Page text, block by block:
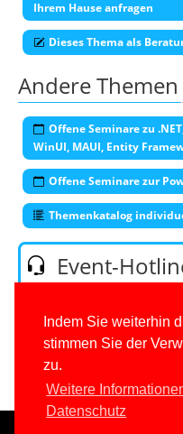
Indem Sie weiterhin
stimmen Sie der
zu.
Weitere
Datenschutz
Ihrem Hause anfragen
Dieses Thema als
Andere Themen
Offene Seminare zu
WinUI, MAUI, Entity
Offene Seminare zur
Themenkatalog
Event-
E-Mail:
Kontaktformular